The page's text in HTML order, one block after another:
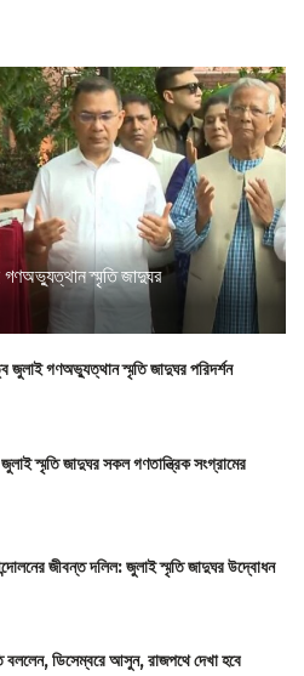
গণঅভ্যুত্থান স্মৃতি জাদুঘর
জুলাই গণঅভ্যুত্থান স্মৃতি জাদুঘর পরিদর্শন
জুলাই স্মৃতি জাদুঘর সকল গণতান্ত্রিক সংগ্রামের
জীবন্ত দলিল: জুলাই স্মৃতি জাদুঘর উদ্বোধন
বললেন, ডিসেম্বরে আসুন, রাজপথে দেখা হবে